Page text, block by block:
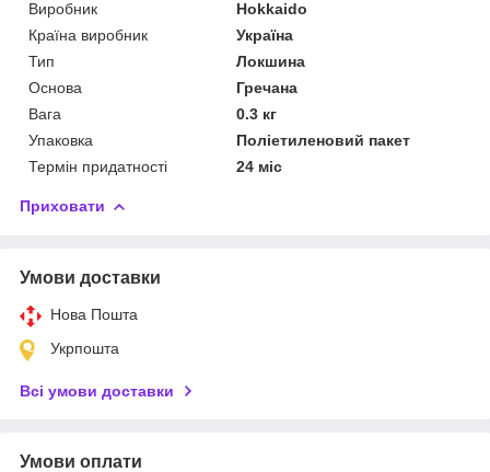
Виробник
Hokkaido
Країна виробник
Україна
Тип
Локшина
Основа
Гречана
Вага
0.3 кг
Упаковка
Поліетиленовий пакет
Термін придатності
24 міс
Приховати
Умови доставки
Нова Пошта
Укрпошта
Всі умови доставки
Умови оплати